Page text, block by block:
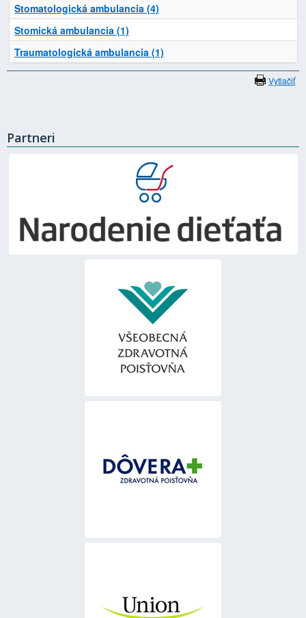
Stomatologická ambulancia (4)
Stomická ambulancia (1)
Traumatologická ambulancia (1)
Vytlačiť
Partneri